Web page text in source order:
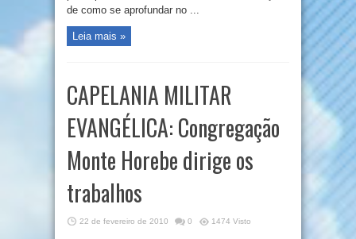
de como se aprofundar no ...
Leia mais »
CAPELANIA MILITAR
EVANGÉLICA: Congregação
Monte Horebe dirige os
trabalhos
22 de fevereiro de 2010 0 1474 Visto